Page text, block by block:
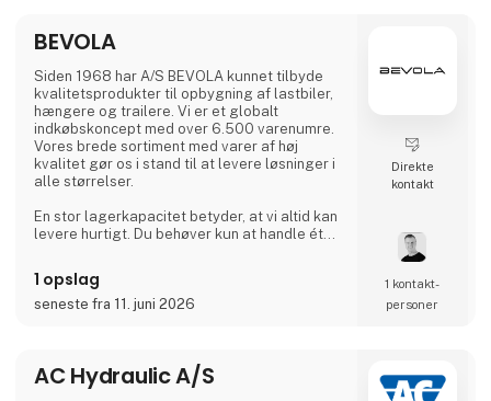
autoværksted.
BEVOLA
Siden 1968 har A/S BEVOLA kunnet tilbyde
kvalitetsprodukter til opbygning af lastbiler,
hængere og trailere. Vi er et globalt
indkøbskoncept med over 6.500 varenumre.
Vores brede sortiment med varer af høj
kvalitet gør os i stand til at levere løsninger i
alle størrelser.
En stor lagerkapacitet betyder, at vi altid kan
levere hurtigt. Du behøver kun at handle ét
Hos BEVOLA ved vi, hvor vigtigt det er, at
udstyret er i orden - og matcher behovet. Vi
materialer, der matcher kunders behov i
forhold til vægt, is
1 opslag
seneste fra 11. juni 2026
Direkte
kontakt
1 kontakt­
personer
AC Hydraulic A/S